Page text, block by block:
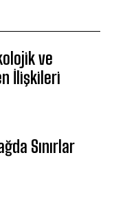
ve
İlişkileri
Sınırlar